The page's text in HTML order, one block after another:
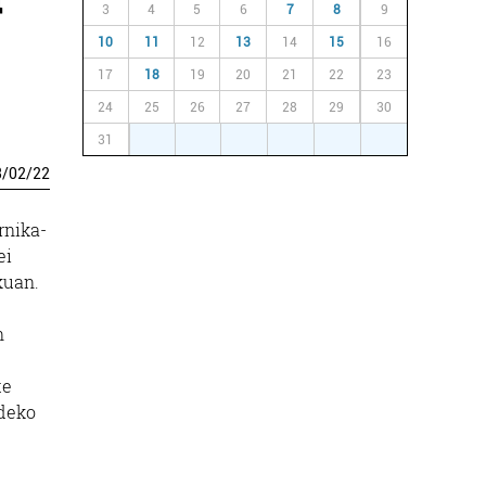
/02/22
3 4 5 6 7 8 9
10 11 12 13 14 15 16
17 18 19 20 21 22 23
24 25 26 27 28 29 30
31